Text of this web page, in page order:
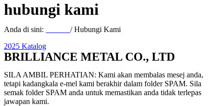
hubungi kami
Anda di sini:
/ Hubungi Kami
2025 Katalog
BRILLIANCE METAL CO., LTD
SILA AMBIL PERHATIAN: Kami akan membalas mesej anda,
tetapi kadangkala e-mel kami berakhir dalam folder SPAM. Sila
semak folder SPAM anda untuk memastikan anda tidak terlepas
jawapan kami.